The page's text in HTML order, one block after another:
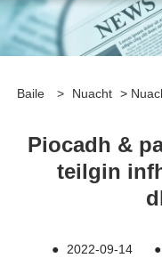
Baile > Nuacht >
Piocadh &
teilgin
● 2022-09-14 ●